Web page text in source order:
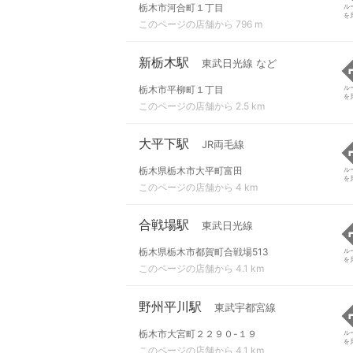
栃木市河合町１丁目
このページの店舗から 796 m
ル
を
新栃木駅 東武日光線 など
栃木市平柳町１丁目
このページの店舗から 2.5 km
ル
を
大平下駅 JR両毛線
栃木県栃木市大平町富田
このページの店舗から 4 km
ル
を
合戦場駅 東武日光線
栃木県栃木市都賀町合戦場513
このページの店舗から 4.1 km
ル
を
野州平川駅 東武宇都宮線
栃木市大宮町２２９０-１９
このページの店舗から 4.1 km
ル
を